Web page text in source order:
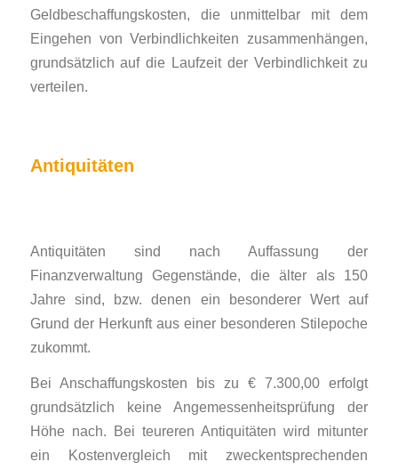
Geldbeschaffungskosten, die unmittelbar mit dem
Eingehen von Verbindlichkeiten zusammenhängen,
grundsätzlich auf die Laufzeit der Verbindlichkeit zu
verteilen.
Antiquitäten
Antiquitäten sind nach Auffassung der
Finanzverwaltung Gegenstände, die älter als 150
Jahre sind, bzw. denen ein besonderer Wert auf
Grund der Herkunft aus einer besonderen Stilepoche
zukommt.
Bei Anschaffungskosten bis zu € 7.300,00 erfolgt
grundsätzlich keine Angemessenheitsprüfung der
Höhe nach. Bei teureren Antiquitäten wird mitunter
ein Kostenvergleich mit zweckentsprechenden